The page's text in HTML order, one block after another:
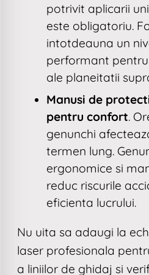
potrivit aplicarii
este obligatoriu.
intotdeauna un
performant
ale planeitatii
Manusi de
pentru confort.
genunchi
termen lung.
ergonomice si
reduc riscurile
eficienta lucrului.
Nu uita sa adaugi la
laser profesionala
a liniilor de ghidaj si